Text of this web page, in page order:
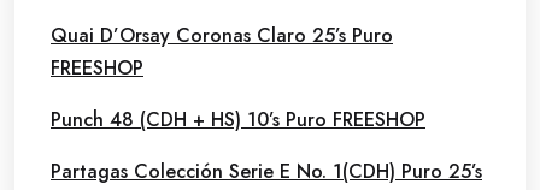
Quai D’Orsay Coronas Claro 25’s Puro
FREESHOP
Punch 48 (CDH + HS) 10’s Puro FREESHOP
Partagas Colección Serie E No. 1(CDH) Puro 25’s